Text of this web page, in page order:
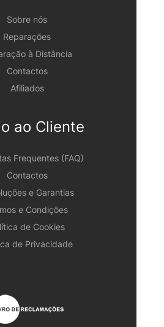
Sobre nós
Reparações
à Distância
Contactos
Afiliados
ao Cliente
Frequentes (FAQ)
Contactos
e Garantias
e Condições
de Cookies
de Privacidade